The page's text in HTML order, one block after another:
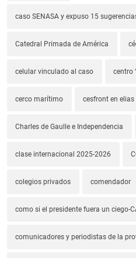
caso SENASA y expuso 15
Catedral Primada de América
celular vinculado al caso centro
cerco marítimo cesfront en elias
Charles de Gaulle e Independencia
clase internacional 2025-2026
colegios privados comendador
como si el presidente fuera un ciego-
comunicadores y periodistas de la